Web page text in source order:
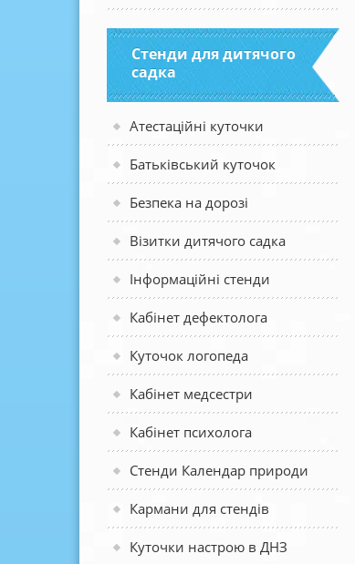
Стенди для дитячого
садка
Атестаційні куточки
Батьківський куточок
Безпека на дорозі
Візитки дитячого садка
Інформаційні стенди
Кабінет дефектолога
Куточок логопеда
Кабінет медсестри
Кабінет психолога
Стенди Календар природи
Кармани для стендів
Куточки настрою в ДНЗ